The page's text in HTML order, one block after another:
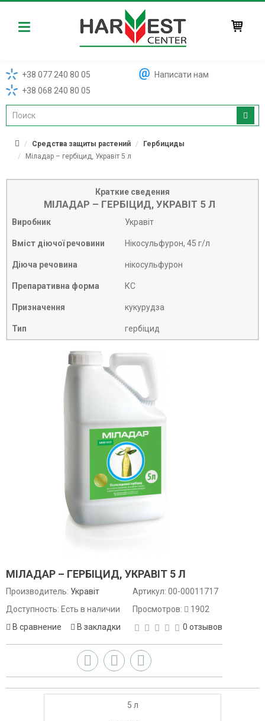
Harvest
+38 077 240 80 05
+38 068 240 80 05
Написати нам
Средства защиты растений
Гербициды
Міладар – гербіцид, Укравіт 5 л
Краткие сведения
МІЛАДАР – ГЕРБІЦИД, УКРАВІТ 5 Л
Виробник Укравіт
Вміст діючої речовини Нікосульфурон, 45 г/л
Діюча речовина нікосульфурон
Препаративна форма КС
Призначення кукурудза
Тип гербіцид
МІЛАДАР – ГЕРБІЦИД, УКРАВІТ 5 Л
Производитель: Укравіт
Доступность: Есть в наличии
В сравнение
В закладки
Артикул: 00-00011717
Просмотров:
1902
0 отзывов
5 л